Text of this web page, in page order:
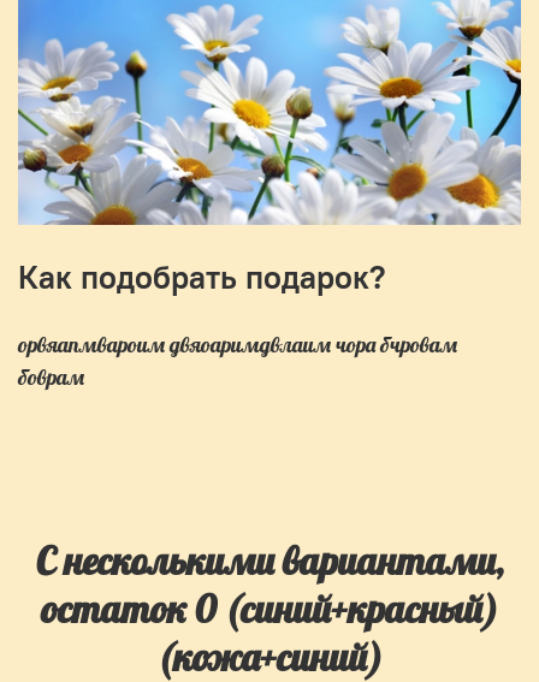
Как подобрать подарок?
орвяапмвароим двяоаримдвлаим чора бчровам
боврам
С несколькими вариантами,
остаток 0 (синий+красный)
(кожа+синий)